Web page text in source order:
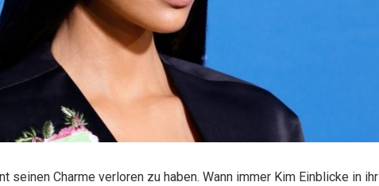
seinen Charme verloren zu haben. Wann immer Kim Einblicke in ihr